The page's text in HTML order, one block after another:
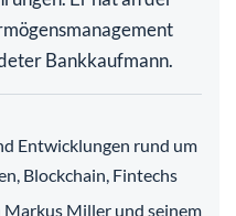
Bankkaufmann.
Entwicklungen rund um
Blockchain, Fintechs
Markus Miller und seinem